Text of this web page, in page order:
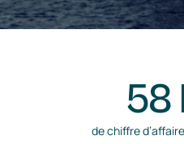
58
de chiffre